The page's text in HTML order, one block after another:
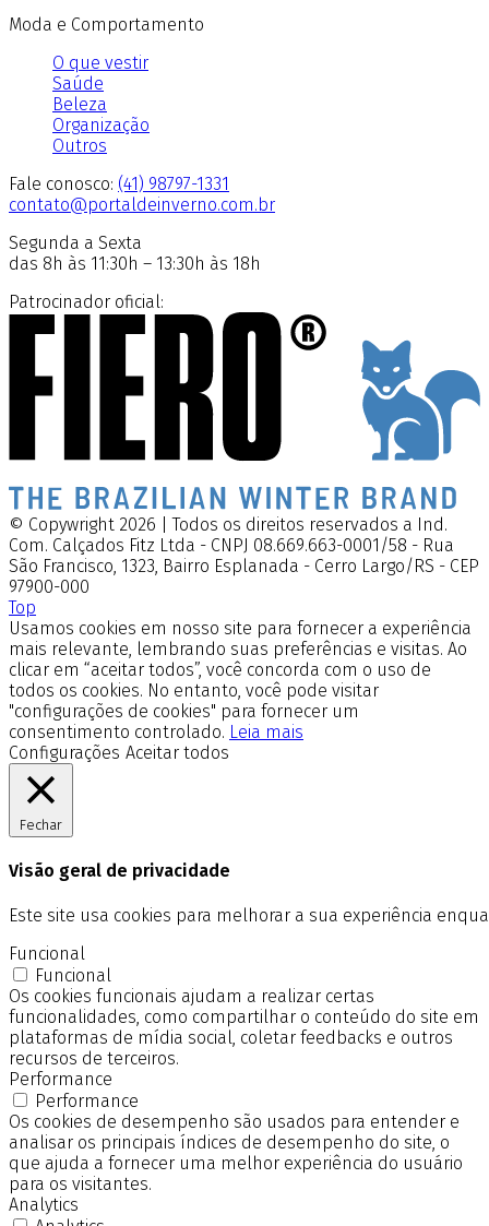
Moda e Comportamento
O que vestir
Saúde
Beleza
Organização
Outros
Fale conosco: (41) 98797-1331
contato@portaldeinverno.com.br
Segunda a Sexta
das 8h às 11:30h – 13:30h às 18h
Patrocinador oficial:
© Copywright 2026 | Todos os direitos reservados a Ind.
Com. Calçados Fitz Ltda - CNPJ 08.669.663-0001/58 - Rua
São Francisco, 1323, Bairro Esplanada - Cerro Largo/RS - CEP
97900-000
Top
Usamos cookies em nosso site para fornecer a experiência
mais relevante, lembrando suas preferências e visitas. Ao
clicar em “aceitar todos”, você concorda com o uso de
todos os cookies. No entanto, você pode visitar
"configurações de cookies" para fornecer um
consentimento controlado. Leia mais
Configurações Aceitar todos
Fechar
Visão geral de privacidade
Este site usa cookies para melhorar a sua experiência
Funcional
Funcional
Os cookies funcionais ajudam a realizar certas
funcionalidades, como compartilhar o conteúdo do site em
plataformas de mídia social, coletar feedbacks e outros
recursos de terceiros.
Performance
Performance
Os cookies de desempenho são usados para entender e
analisar os principais índices de desempenho do site, o
que ajuda a fornecer uma melhor experiência do usuário
para os visitantes.
Analytics